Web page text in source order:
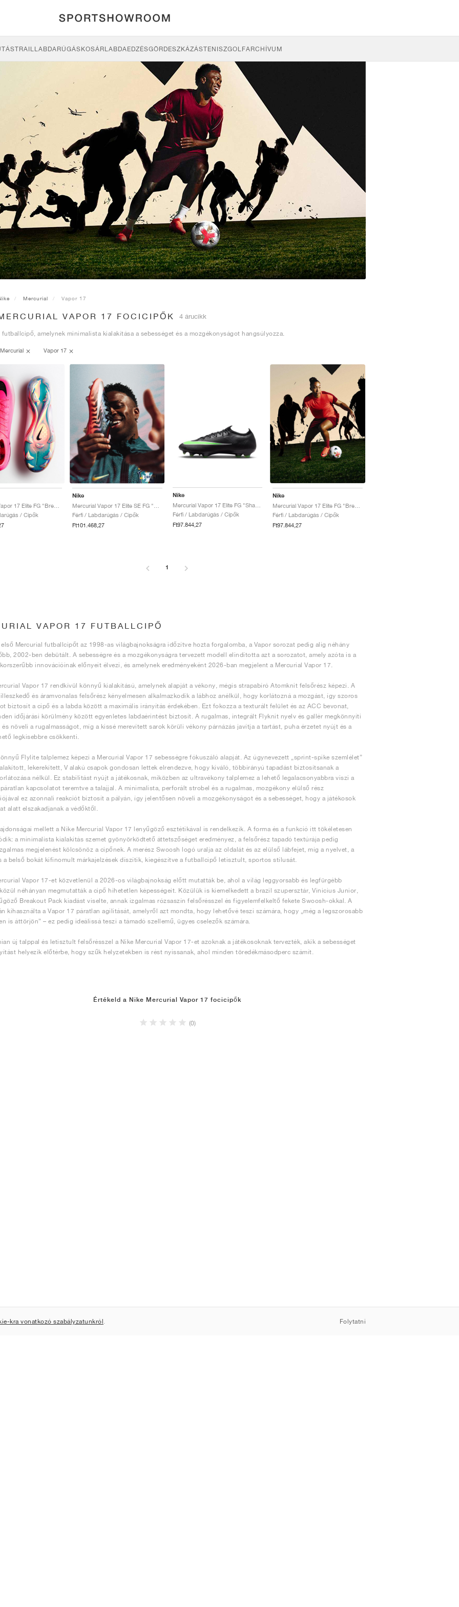
TRAILLABDARÚGÁSKOSÁRLABDAEDZÉSGÖRDESZKÁZÁSTENISZGOLFARCHÍVUM
Mercurial Vapor 17
VAPOR 17 FOCICIPŐK 4 árucikk
amelynek minimalista kialakítása a sebességet és a mozgékonyságot hangsúlyozza.
Mercurial Vapor 17
/ Cipők
Nike
Férfi / Labdarúgás / Cipők
Ft101.468,27
Nike
Férfi / Labdarúgás / Cipők
Ft97.844,27
Nike
Férfi / Labdarúgás / Cipők
Ft97.844,27
1
VAPOR 17 FUTBALLCIPŐ
első Mercurial futballcipőt az 1998-as világbajnokságra időzítve hozta forgalomba, a Vapor sorozat pedig alig néhány
2002-ben debütált. A sebességre és a mozgékonyságra tervezett modell elindította azt a sorozatot, amely azóta is a
innovációinak előnyeit élvezi, és amelynek eredményeként 2026-ban megjelent a Mercurial Vapor 17.
Vapor 17 rendkívül könnyű kialakítású, amelynek alapját a vékony, mégis strapabíró Atomknit felsőrész képezi. A
és áramvonalas felsőrész kényelmesen alkalmazkodik a lábhoz anélkül, hogy korlátozná a mozgást, így szoros
biztosít a cipő és a labda között a maximális irányítás érdekében. Ezt fokozza a texturált felület és az ACC bevonat,
időjárási körülmény között egyenletes labdaérintést biztosít. A rugalmas, integrált Flyknit nyelv és gallér megkönnyíti
növeli a rugalmasságot, míg a kissé merevített sarok körüli vékony párnázás javítja a tartást, puha érzetet nyújt és a
legkisebbre csökkenti.
Flylite talplemez képezi a Mercurial Vapor 17 sebességre fókuszáló alapját. Az úgynevezett „sprint-spike szemlélet”
lekerekített, V alakú csapok gondosan lettek elrendezve, hogy kiváló, többirányú tapadást biztosítsanak a
nélkül. Ez stabilitást nyújt a játékosnak, miközben az ultravékony talplemez a lehető legalacsonyabbra viszi a
kapcsolatot teremtve a talajjal. A minimalista, perforált strobel és a rugalmas, mozgékony elülső rész
ez azonnali reakciót biztosít a pályán, így jelentősen növeli a mozgékonyságot és a sebességet, hogy a játékosok
alatt elszakadjanak a védőktől.
mellett a Nike Mercurial Vapor 17 lenyűgöző esztétikával is rendelkezik. A forma és a funkció itt tökéletesen
a minimalista kialakítás szemet gyönyörködtető áttetszőséget eredményez, a felsőrész tapadó textúrája pedig
megjelenést kölcsönöz a cipőnek. A merész Swoosh logó uralja az oldalát és az elülső lábfejet, míg a nyelvet, a
a belső bokát kifinomult márkajelzések díszítik, kiegészítve a futballcipő letisztult, sportos stílusát.
Vapor 17-et közvetlenül a 2026-os világbajnokság előtt mutatták be, ahol a világ leggyorsabb és legfürgébb
néhányan megmutatták a cipő hihetetlen képességeit. Közülük is kiemelkedett a brazil szupersztár, Vinicius Junior,
Breakout Pack kiadást viselte, annak izgalmas rózsaszín felsőrésszel és figyelemfelkeltő fekete Swoosh-okkal. A
kihasználta a Vapor 17 páratlan agilitását, amelyről azt mondta, hogy lehetővé teszi számára, hogy „még a legszorosabb
is áttörjön” – ez pedig ideálissá teszi a támadó szellemű, ügyes cselezők számára.
új talppal és letisztult felsőrésszel a Nike Mercurial Vapor 17-et azoknak a játékosoknak tervezték, akik a sebességet
helyezik előtérbe, hogy szűk helyzetekben is rést nyissanak, ahol minden töredékmásodperc számít.
Értékeld a Nike Mercurial Vapor 17 focicipők
(0)
kra vonatkozó szabályzatunkról Folytatni